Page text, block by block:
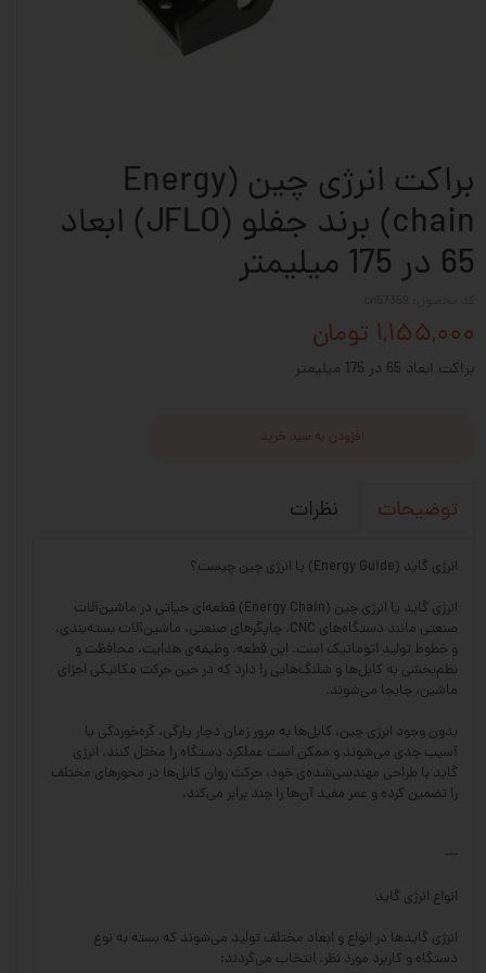
براکت انرژی چین (Energy
chain) برند جفلو (JFLO) ابعاد
65 در 175 میلیمتر
۱,۱۵۵,۰۰۰ تومان
براکت ابعاد 65 در 175 میلیمتر
افزودن به سبد خرید
توضیحات نظرات
انرژی گاید (Energy Guide) یا انرژی چین چیست؟
انرژی گاید یا انرژی چین (Energy Chain) قطعه‌ای حیاتی در ماشین‌آلات
صنعتی مانند دستگاه‌های CNC، چاپگرهای صنعتی، ماشین‌آلات بسته‌بندی،
و خطوط تولید اتوماتیک است. این قطعه، وظیفه‌ی هدایت، محافظت و
نظم‌بخشی به کابل‌ها و شلنگ‌هایی را دارد که در حین حرکت مکانیکی اجزای
ماشین، جابجا می‌شوند.
بدون وجود انرژی چین، کابل‌ها به مرور زمان دچار پارگی، گره‌خوردگی یا
آسیب جدی می‌شوند و ممکن است عملکرد دستگاه را مختل کنند. انرژی
گاید با طراحی مهندسی‌شده‌ی خود، حرکت روان کابل‌ها در محورهای مختلف
را تضمین کرده و عمر مفید آن‌ها را چند برابر می‌کند.
---
انواع انرژی گاید
انرژی گایدها در انواع و ابعاد مختلف تولید می‌شوند که بسته به نوع
دستگاه و کاربرد مورد نظر، انتخاب می‌گردند: